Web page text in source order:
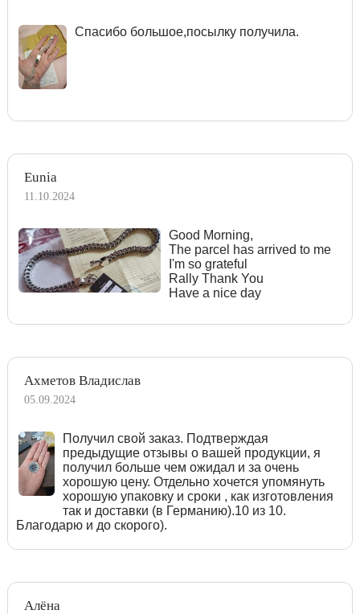
Спасибо большое,посылку получила.
Eunia
11.10.2024
Good Morning,
The parcel has arrived to me
I'm so grateful
Rally Thank You
Have a nice day
Ахметов Владислав
05.09.2024
Получил свой заказ. Подтверждая
предыдущие отзывы о вашей продукции, я
получил больше чем ожидал и за очень
хорошую цену. Отдельно хочется упомянуть
хорошую упаковку и сроки , как изготовления
так и доставки (в Германию).10 из 10.
Благодарю и до скорого).
Алёна